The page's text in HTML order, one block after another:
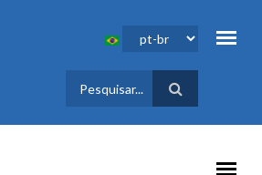
FORMULÁRIO
DE BUSCA